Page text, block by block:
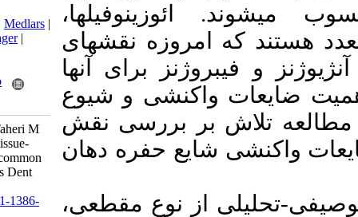
امروزه نقشهای
برای آنها
واکنشی و شیوع
بر بررسی نقش
شایع حفره دهان
از نوع مقطعی،
Download citation:
BibTeX | RIS|EndNote|Medlars
ProCite
Reference Manager|
Send citation to:
Mendeley
Zotero
Khalesi S, Razavi S M, Taheri M
S. Comparative study of tissue-
eosinophils frequency in common
oral reactive lesions. J Res Dent
URL:http://jrds.ir/article-1-1386-